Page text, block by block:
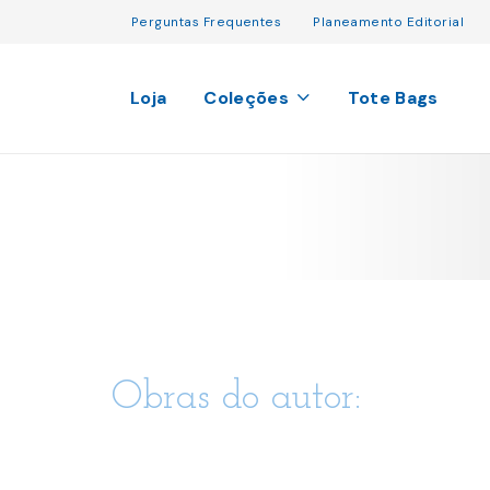
Perguntas Frequentes Planeamento Editorial
Loja Coleções Tote Bags
Obras do autor: